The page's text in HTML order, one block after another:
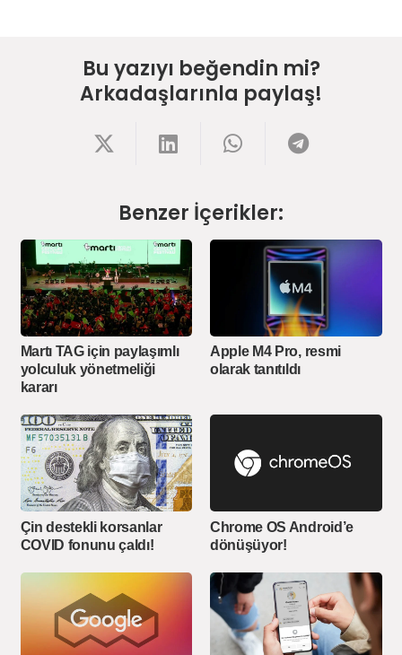
Bu yazıyı beğendin mi?
Arkadaşlarınla paylaş!
Benzer İçerikler:
Martı TAG için paylaşımlı
yolculuk yönetmeliği
kararı
Apple M4 Pro, resmi
olarak tanıtıldı
Çin destekli korsanlar
COVID fonunu çaldı!
Chrome OS Android’e
dönüşüyor!